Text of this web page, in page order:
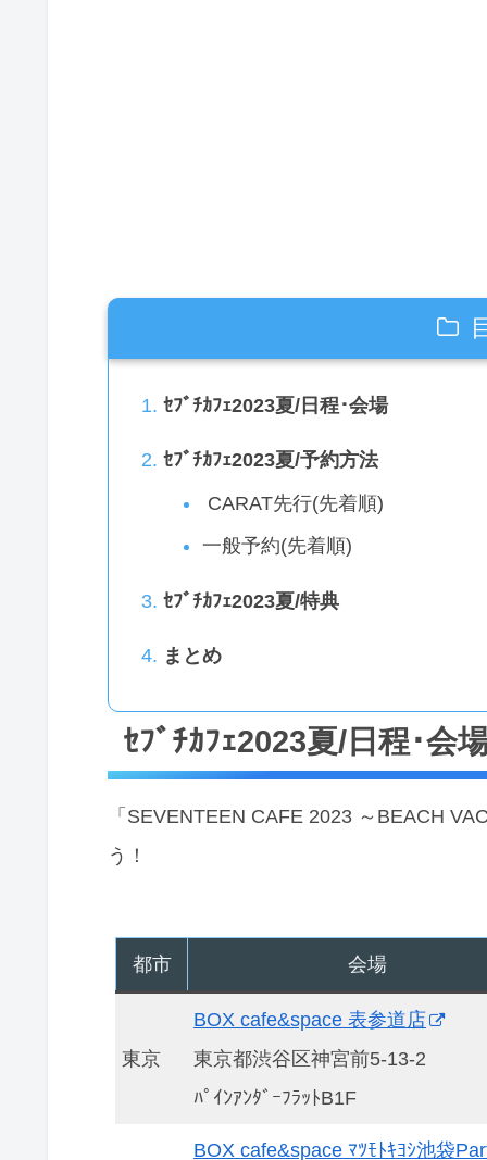
ｾﾌﾞﾁｶﾌｪ2023夏/日程･会場
ｾﾌﾞﾁｶﾌｪ2023夏/予約方法
CARAT先行(先着順)
一般予約(先着順)
ｾﾌﾞﾁｶﾌｪ2023夏/特典
まとめ
ｾﾌﾞﾁｶﾌｪ2023夏/日程･会
「SEVENTEEN CAFE 2023 ～BEACH
う！
都市 会場
東京
BOX cafe&space 表参道店
東京都渋谷区神宮前5-13-2
ﾊﾟｲﾝｱﾝﾀﾞｰﾌﾗｯﾄB1F
BOX cafe&space ﾏﾂﾓﾄｷﾖｼ池袋